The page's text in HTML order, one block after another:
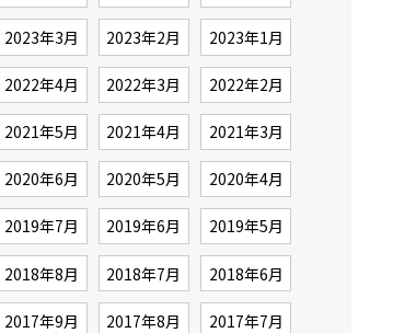
2023年3月 2023年2月 2023年1月
2022年4月 2022年3月 2022年2月
2021年5月 2021年4月 2021年3月
2020年6月 2020年5月 2020年4月
2019年7月 2019年6月 2019年5月
2018年8月 2018年7月 2018年6月
2017年9月 2017年8月 2017年7月